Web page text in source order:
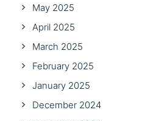
May 2025
April 2025
March 2025
February 2025
January 2025
December 2024